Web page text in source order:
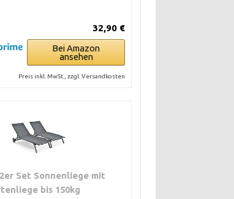
32,90 €
Bei Amazon
ansehen
Preis inkl. MwSt., zzgl. Versandkosten
2er Set Sonnenliege mit
bis 150kg